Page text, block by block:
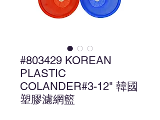
#803429 KOREAN
PLASTIC
COLANDER#3-12" 韓國
塑膠濾網籃